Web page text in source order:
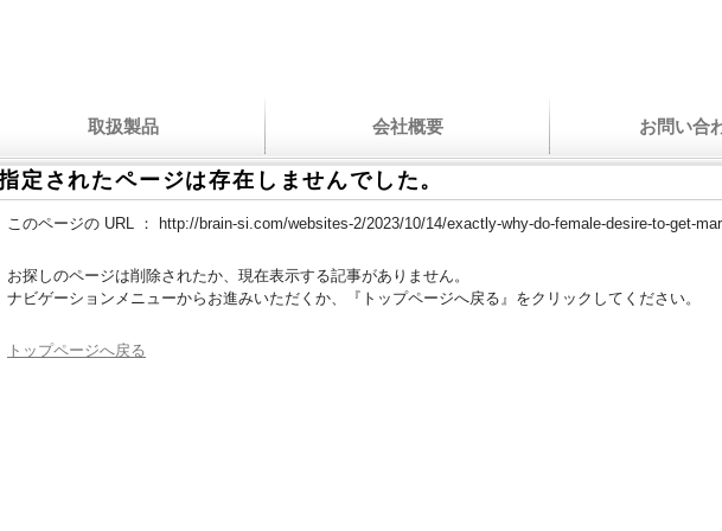
取扱製品 会社概要 お問い合
定されたページは存在しませんでした。
このページの URL ： http://brain-si.com/websites-2/2023/10/14/exactly-why-do-female-desire-to-get-
お探しのページは削除されたか、現在表示する記事がありません。
ナビゲーションメニューからお進みいただくか、『トップページへ戻る』をクリックしてください。
トップページへ戻る